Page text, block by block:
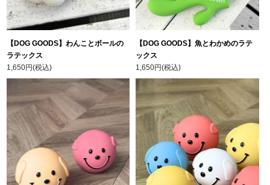
【DOG GOODS】わんことボールの
ラテックス
1,650円(税込)
【DOG GOODS】魚とわかめのラテ
ックス
1,650円(税込)